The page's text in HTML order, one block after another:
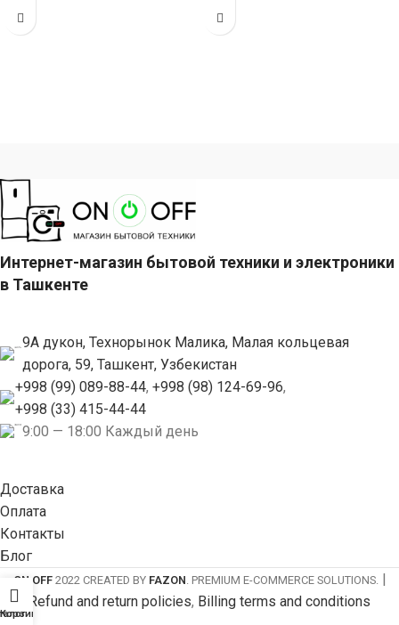
580 х
Интернет-магазин бытовой техники и электроники
в Ташкенте
9А дукон, Технорынок Малика, Малая кольцевая
дорога, 59, Ташкент, Узбекистан
+998 (99) 089-88-44, +998 (98) 124-69-96,
+998 (33) 415-44-44
9:00 — 18:00 Каждый день
Доставка
Оплата
Контакты
Блог
ON OFF 2022 CREATED BY FAZON . PREMIUM E-COMMERCE SOLUTIONS.|
Refund and return policies, Billing terms and conditions
Корзина